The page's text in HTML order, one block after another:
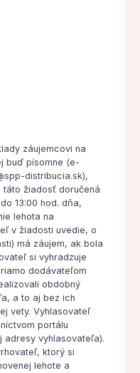
záujemcovi na
buď písomne (e-
distribucia.sk),
žiadosť doručená
13:00 hod. dňa,
lehota na
v žiadosti uvedie, o
má záujem, ak bola
si vyhradzuje
dodávateľom
obdobný
a to aj bez ich
vety. Vyhlasovateľ
portálu
adresy vyhlasovateľa).
ktorý si
lehote a